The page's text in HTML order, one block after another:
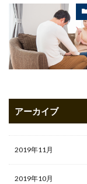
アーカイブ
2019年11月
2019年10月